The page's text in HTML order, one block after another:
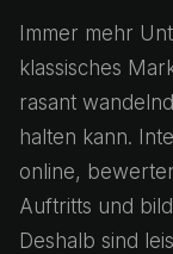
Immer mehr
klassisches
rasant
halten kann.
online,
Auftritts und
Deshalb sind